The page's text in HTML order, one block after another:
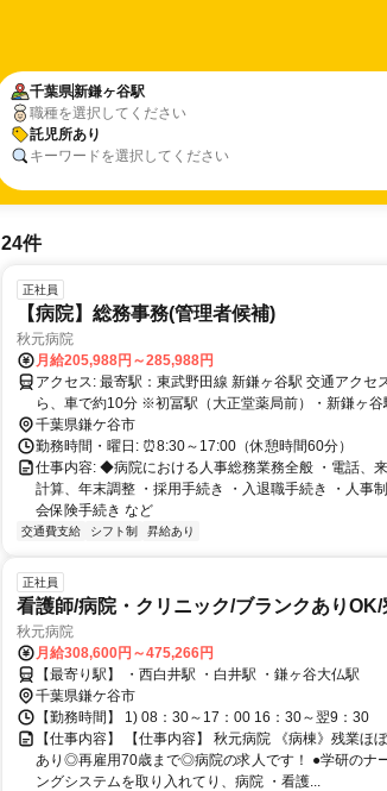
千葉県新鎌ヶ谷駅
職種を選択してください
託児所あり
キーワードを選択してください
24件
正社員
【病院】総務事務(管理者候補)
秋元病院
月給205,988円～285,988円
アクセス: 最寄駅：東武野田線 新鎌ヶ谷駅 交通アクセス：初冨駅／新鎌ヶ谷駅か
ら、車で約10分 ※初冨駅（大正堂薬局前）・新鎌ヶ
の送迎バスをご利用いただけます。（日・祝日は運休）
千葉県鎌ケ谷市
勤務時間・曜日: ⏰️8:30～17:00（休憩時間60分）
仕事内容: ◆病院における人事総務業務全般 ・電話、
計算、年末調整 ・採用手続き ・入退職手続き ・人事
会保険手続き など
交通費支給 シフト制 昇給あり
正社員
看護師/病院・クリニック/ブランクありOK/
秋元病院
月給308,600円～475,266円
【最寄り駅】 ・西白井駅 ・白井駅 ・鎌ヶ谷大仏駅
千葉県鎌ケ谷市
【勤務時間】 1) 08：30～17：00 16：30～翌9：30
【仕事内容】 【仕事内容】 秋元病院 《病棟》残業ほ
あり◎再雇用70歳まで◎病院の求人です！ ●学研のナ
ングシステムを取り入れてり、病院 ・看護...